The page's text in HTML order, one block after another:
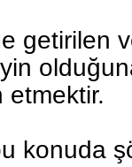
getirilen
etmektir.
konuda